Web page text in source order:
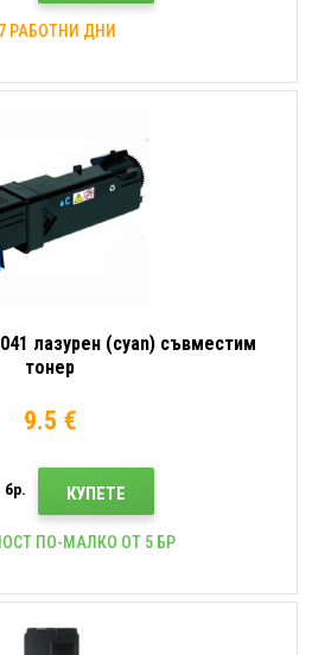
РАБОТНИ ДНИ
лазурен (cyan) съвместим
тонер
9.5 €
бр. КУПЕТЕ
ПО-МАЛКО ОТ 5 БР